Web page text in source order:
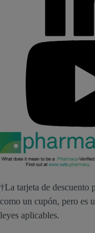
†La tarjeta de descuento
como un cupón, pero es
leyes aplicables.